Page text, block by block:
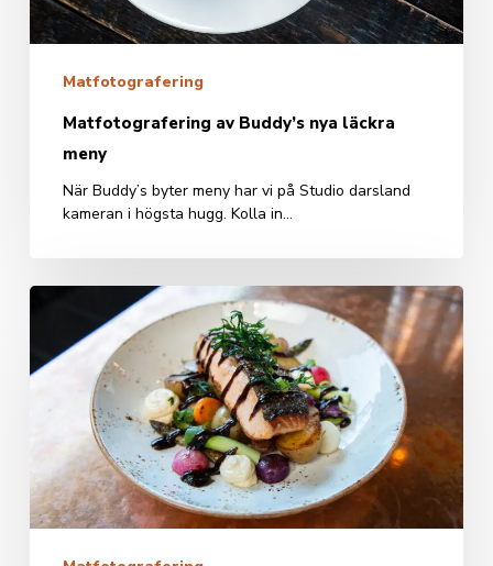
Matfotografering
Matfotografering av Buddy’s nya läckra
meny
När Buddy’s byter meny har vi på Studio darsland
kameran i högsta hugg. Kolla in…
Nu
serveras
det
nya
Buddy’s